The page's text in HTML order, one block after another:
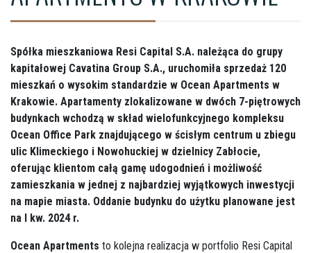
Spółka mieszkaniowa Resi Capital S.A. należąca do grupy
kapitałowej Cavatina Group S.A., uruchomiła sprzedaż 120
mieszkań o wysokim standardzie w Ocean Apartments w
Krakowie. Apartamenty zlokalizowane w dwóch 7-piętrowych
budynkach wchodzą w skład wielofunkcyjnego kompleksu
Ocean Office Park znajdującego w ścisłym centrum u zbiegu
ulic Klimeckiego i Nowohuckiej w dzielnicy Zabłocie,
oferując klientom całą gamę udogodnień i możliwość
zamieszkania w jednej z najbardziej wyjątkowych inwestycji
na mapie miasta. Oddanie budynku do użytku planowane jest
na I kw. 2024 r.
Ocean Apartments to kolejna realizacja w portfolio Resi Capital